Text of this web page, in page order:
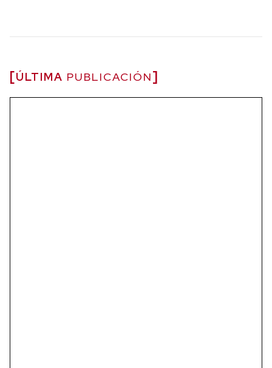
ÚLTIMA PUBLICACIÓN